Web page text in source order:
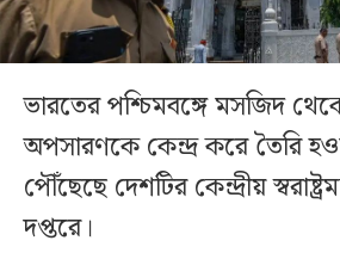
ভারতের পশ্চিমবঙ্গে মসজিদ
অপসারণকে কেন্দ্র করে তৈরি
পৌঁছেছে দেশটির কেন্দ্রীয়
দপ্তরে।